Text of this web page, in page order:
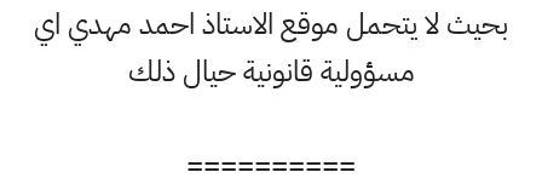
لا يتحمل موقع الاستاذ احمد مهدي اي
مسؤولية قانونية حيال ذلك
==========